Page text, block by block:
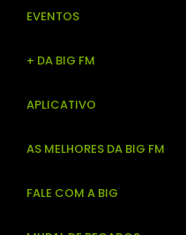
EVENTOS
+ DA BIG FM
APLICATIVO
AS MELHORES DA BIG FM
FALE COM A BIG